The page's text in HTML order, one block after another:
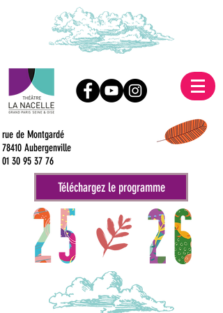
rue de Montgardé
78410 Aubergenville
01 30 95 37 76
Téléchargez le programme